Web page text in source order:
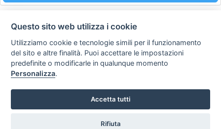
Privacy
policy
Avviso
legale
Preferenze cookie
Copyright © 2008
SVILUPPO TURISMO ITALIA S.r.L. unipersonale
P.IVA: 01665350433 - R.E.A. FM-195884 Via A. Costa, 2
63822 Porto San Giorgio (FM)
Questo sito web utilizza i cookie
Utilizziamo cookie e tecnologie simili per il funzionamento
del sito e altre finalità. Puoi accettare le impostazioni
predefinite o modificarle in qualunque momento
Personalizza.
Accetta tutti
Rifiuta